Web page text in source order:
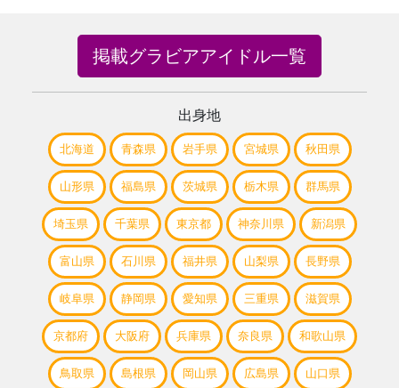
掲載グラビアアイドル一覧
出身地
北海道 青森県 岩手県 宮城県 秋田県
山形県 福島県 茨城県 栃木県 群馬県
埼玉県 千葉県 東京都 神奈川県 新潟県
富山県 石川県 福井県 山梨県 長野県
岐阜県 静岡県 愛知県 三重県 滋賀県
京都府 大阪府 兵庫県 奈良県 和歌山県
鳥取県 島根県 岡山県 広島県 山口県